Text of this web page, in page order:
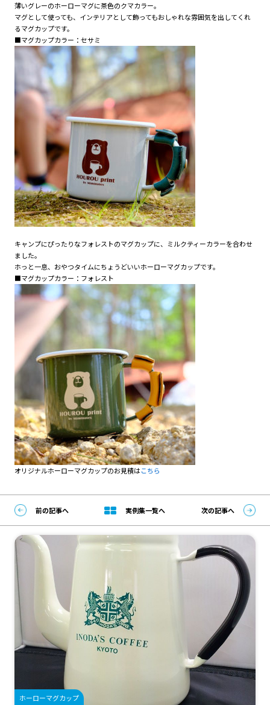
薄いグレーのホーローマグに茶色のクマカラー。
マグとして使っても、インテリアとして飾ってもおしゃれな雰囲気を出してくれ
るマグカップです。
■マグカップカラー：セサミ
キャンプにぴったりなフォレストのマグカップに、ミルクティーカラーを合わせ
ました。
ホっと一息、おやつタイムにちょうどいいホーローマグカップです。
■マグカップカラー：フォレスト
オリジナルホーローマグカップのお見積はこちら
前の記事へ 実例集一覧へ 次の記事へ
ホーローマグカップ